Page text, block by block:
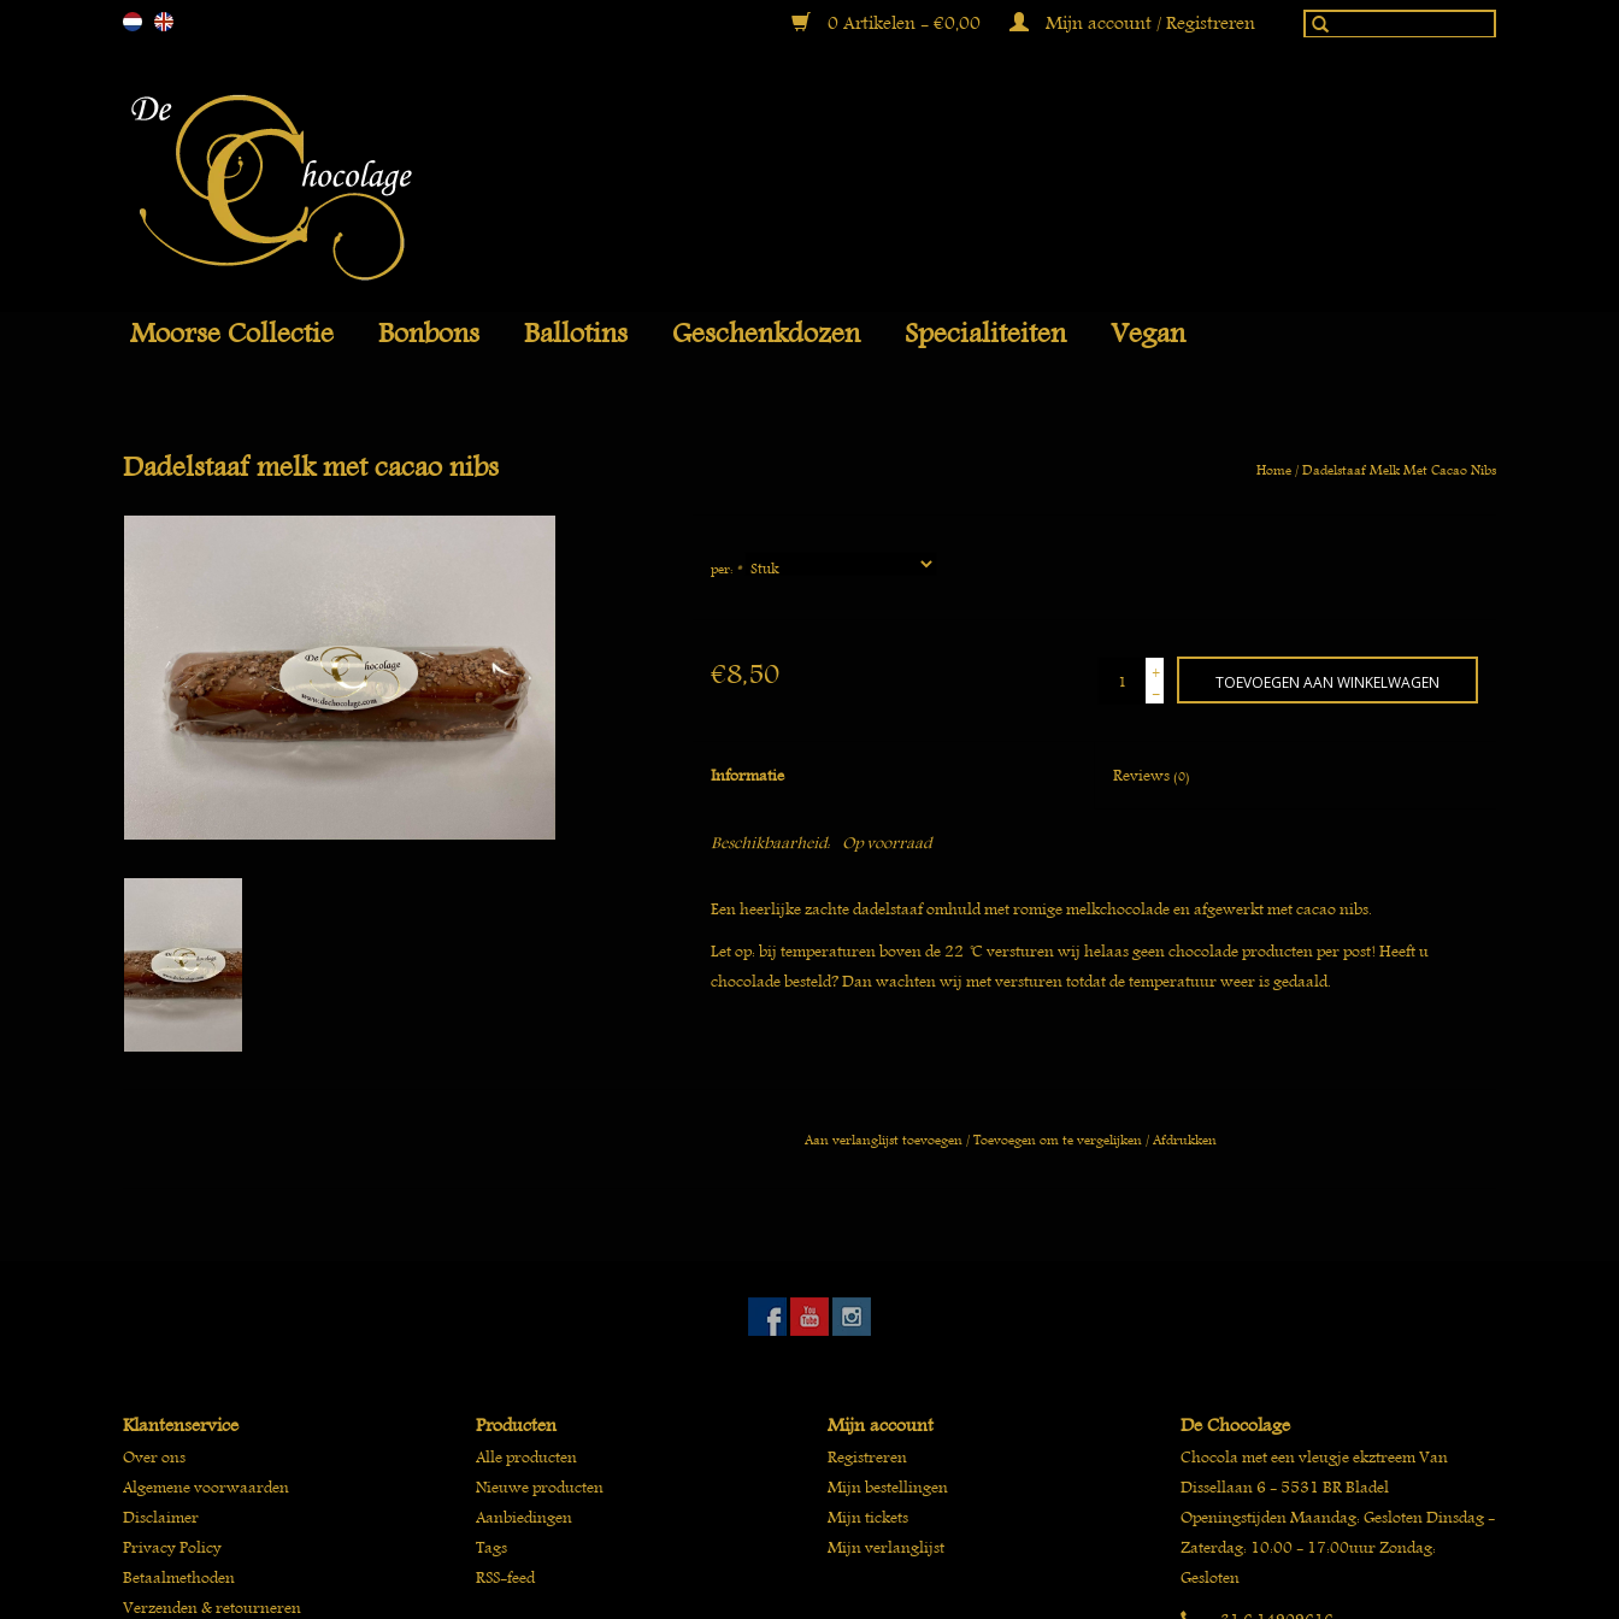
0 Artikelen - €0,00 Mijn account / Registreren
Moorse Collectie Bonbons Ballotins Geschenkdozen Specialiteiten Vegan
Dadelstaaf melk met cacao nibs Home/Dadelstaaf Melk Met Cacao Nibs
per:*
€8,50 +
- TOEVOEGEN AAN WINKELWAGEN
Informatie Reviews(0)
Beschikbaarheid: Op voorraad
Een heerlijke zachte dadelstaaf omhuld met romige melkchocolade en afgewerkt met cacao nibs.
Let op: bij temperaturen boven de 22 ̊C versturen wij helaas geen chocolade producten per post! Heeft u
chocolade besteld? Dan wachten wij met versturen totdat de temperatuur weer is gedaald.
Aan verlanglijst toevoegen/Toevoegen om te vergelijken/Afdrukken
Klantenservice
Over ons
Algemene voorwaarden
Disclaimer
Privacy Policy
Betaalmethoden
Verzenden & retourneren
Producten
Alle producten
Nieuwe producten
Aanbiedingen
Tags
RSS-feed
Mijn account
Registreren
Mijn bestellingen
Mijn tickets
Mijn verlanglijst
De Chocolage
Chocola met een vleugje ekztreem Van
Dissellaan 6 - 5531 BR Bladel
Openingstijden Maandag: Gesloten Dinsdag -
Zaterdag: 10:00 - 17:00uur Zondag:
Gesloten